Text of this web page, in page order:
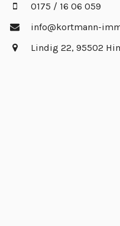
0175 / 16 06 059
info@kortmann-
Lindig 22, 95502